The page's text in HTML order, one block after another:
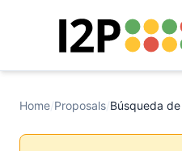
Home/Proposals/Búsqueda